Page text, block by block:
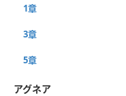
1章
3章
5章
アグネア